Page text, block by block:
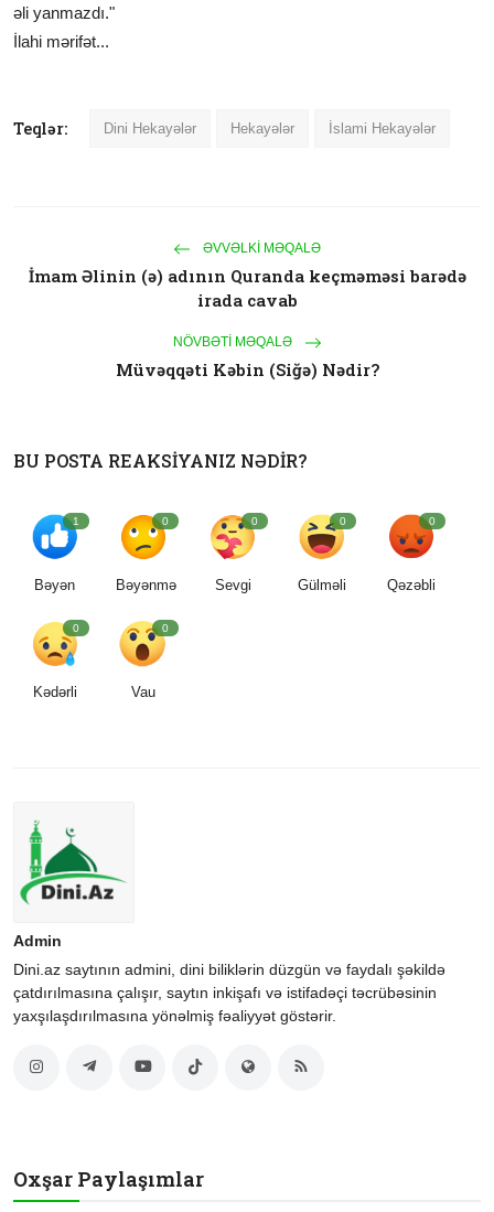
əli yanmazdı."
İlahi mərifət...
Teqlər: Dini Hekayələr Hekayələr İslami Hekayələr
ƏVVƏLKI MƏQALƏ
İmam Əlinin (ə) adının Quranda keçməməsi barədə
irada cavab
NÖVBƏTI MƏQALƏ
Müvəqqəti Kəbin (Siğə) Nədir?
BU POSTA REAKSIYANIZ NƏDIR?
1
Bəyən
0
Bəyənmə
0
Sevgi
0
Gülməli
0
Qəzəbli
0
Kədərli
0
Vau
Admin
Dini.az saytının admini, dini biliklərin düzgün və faydalı şəkildə
çatdırılmasına çalışır, saytın inkişafı və istifadəçi təcrübəsinin
yaxşılaşdırılmasına yönəlmiş fəaliyyət göstərir.
Oxşar Paylaşımlar